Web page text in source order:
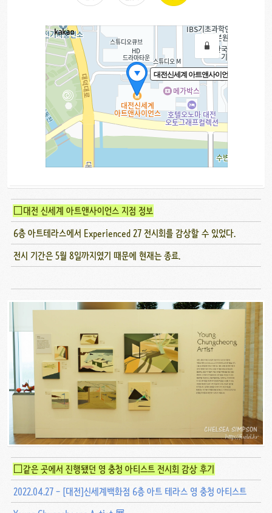
□대전 신세계 아트앤사이언스 지점 정보
6층 아트테라스에서 Experienced 27 전시회를 감상할 수 있었다.
전시 기간은 5월 8일까지였기 때문에 현재는 종료.
□같은 곳에서 진행됐던 영 충청 아티스트 전시회 감상 후기
2022.04.27 - [대전]신세계백화점 6층 아트 테라스 영 충청 아티스트